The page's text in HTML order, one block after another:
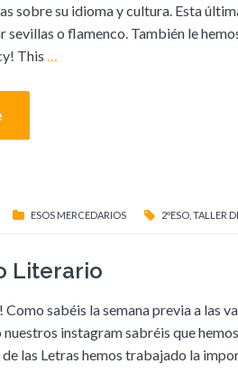
sobre su idioma y cultura. Esta
sevillas o flamenco. También le
This …
ESOS MERCEDARIOS 2ºESO TALLER
Literario
Como sabéis la semana previa a las
instagram sabréis que
de las Letras hemos trabajado la